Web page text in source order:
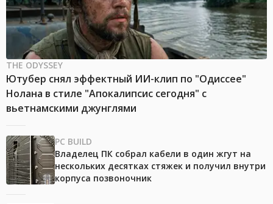
THE ODYSSEY
Ютубер снял эффектный ИИ-клип по "Одиссее"
Нолана в стиле "Апокалипсис сегодня" с
вьетнамскими джунглями
PC BUILD
Владелец ПК собрал кабели в один жгут на
нескольких десятках стяжек и получил внутри
корпуса позвоночник